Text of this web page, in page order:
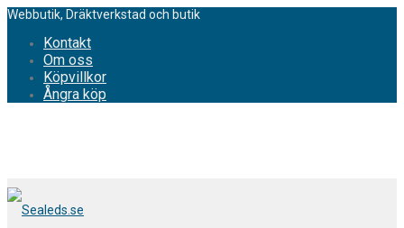
Webbutik, Dräktverkstad och butik
Kontakt
Om oss
Köpvillkor
Ångra köp